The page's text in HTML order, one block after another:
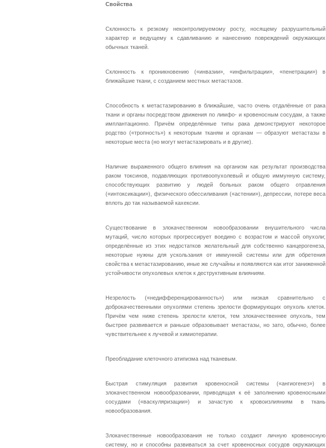
Свойства
Склонность к резкому неконтролируемому росту, носящему разрушительный
характер и ведущему к сдавливанию и нанесению повреждений окружающих
обычных тканей.
Склонность к проникновению («инвазии», «инфильтрации», «пенетрации») в
ближайшие ткани, с созданием местных метастазов.
Способность к метастазированию в ближайшие, часто очень отдалённые от рака
ткани и органы посредством движения по лимфо- и кровеносным сосудам, а также
имплантационно. Причём определённые типы рака демонстрируют некоторое
родство («тропность») к некоторым тканям и органам — образуют метастазы в
некоторые места (но могут метастазировать и в другие).
Наличие выраженного общего влияния на организм как результат производства
раком токсинов, подавляющих противоопухолевый и общую иммунную систему,
способствующих развитию у людей больных раком общего отравления
(«интоксикации»), физического обессиливания («астении»), депрессии, потере веса
вплоть до так называемой кахексии.
Существование в злокачественном новообразовании внушительного числа
мутаций, число которых прогрессирует воедино с возрастом и массой опухоли;
определённые из этих недостатков желательный для собственно канцерогенеза,
некоторые нужны для ускользания от иммунной системы или для обретения
свойства к метастазированию, иные же случайны и появляются как итог заниженной
устойчивости опухолевых клеток к деструктивным влияниям.
Незрелость («недифференцированность») или низкая сравнительно с
доброкачественными опухолями степень зрелости формирующих опухоль клеток.
Причём чем ниже степень зрелости клеток, тем злокачественнее опухоль, тем
быстрее развивается и раньше образовывает метастазы, но зато, обычно, более
чувствительнее к лучевой и химиотерапии.
Преобладание клеточного атипизма над тканевым.
Быстрая стимуляция развития кровеносной системы («ангиогенез») в
злокачественном новообразовании, приводящая к её заполнению кровеносными
сосудами («васкуляризации») и зачастую к кровоизлияниям в ткань
новообразования.
Злокачественные новообразования не только создают личную кровеносную
систему, но и способны развиваться за счет кровеносных сосудов окружающих